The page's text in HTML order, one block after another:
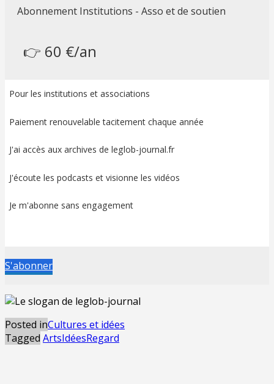
Abonnement Institutions - Asso et de soutien
👉 60 €/an
Pour les institutions et associations
Paiement renouvelable tacitement chaque année
J'ai accès aux archives de leglob-journal.fr
J'écoute les podcasts et visionne les vidéos
Je m'abonne sans engagement
S'abonner
Posted inCultures et idées
Tagged ArtsIdéesRegard